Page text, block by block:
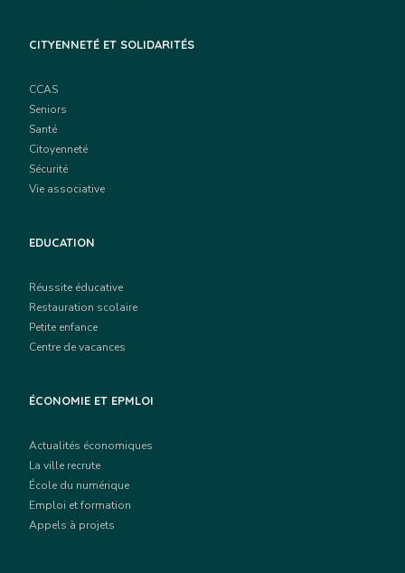
CITYENNETÉ ET SOLIDARITÉS
CCAS
Seniors
Santé
Citoyenneté
Sécurité
Vie associative
EDUCATION
Réussite éducative
Restauration scolaire
Petite enfance
Centre de vacances
ÉCONOMIE ET EPMLOI
Actualités économiques
La ville recrute
École du numérique
Emploi et formation
Appels à projets